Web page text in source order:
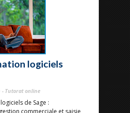
logiciels
- Tutorat online
de Sage :
commerciale et saisie